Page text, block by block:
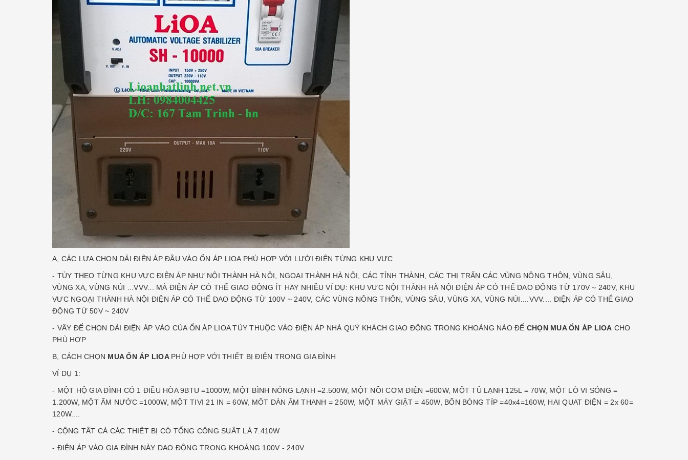
A, CÁC LỰA CHỌN DẢI ĐIỆN ÁP ĐẦU VÀO ỔN ÁP LIOA PHÙ HỢP VỚI LƯỚI ĐIỆN TỪNG KHU VỰC
- TÙY THEO TỪNG KHU VỰC ĐIỆN ÁP NHƯ NỘI THÀNH HÀ NỘI, NGOẠI THÀNH HÀ NỘI, CÁC TỈNH THÀNH, CÁC THỊ TRẤN CÁC VÙNG NÔNG THÔN, VÙNG SÂU,
VÙNG XA, VÙNG NÚI ...VVV... MÀ ĐIỆN ÁP CÓ THỂ GIAO ĐỘNG ÍT HAY NHIỀU VÍ DỤ: KHU VƯC NỘI THÀNH HÀ NỘI ĐIỆN ÁP CÓ THỂ DAO ĐỘNG TỪ 170V ~ 240V, KHU
VƯC NGOẠI THÀNH HÀ NỘI ĐIỆN ÁP CÓ THỂ DAO ĐỘNG TỪ 100V ~ 240V, CÁC VÙNG NÔNG THÔN, VÙNG SÂU, VÙNG XA, VÙNG NÚI....VVV.... ĐIỆN ÁP CÓ THỂ GIAO
ĐỘNG TỪ 50V ~ 240V
- VÂY ĐỂ CHỌN DẢI ĐIỆN ÁP VÀO CỦA ỔN ÁP LIOA TÙY THUỘC VÀO ĐIỆN ÁP NHÀ QUÝ KHÁCH GIAO ĐỘNG TRONG KHOẢNG NÀO ĐỂ CHỌN MUA ỔN ÁP LIOA CHO
PHÙ HỢP
B, CÁCH CHỌN MUA ỔN ÁP LIOA PHÙ HỢP VỚI THIẾT BỊ ĐIỆN TRONG GIA ĐÌNH
VÍ DỤ 1:
- MỘT HỘ GIA ĐÌNH CÓ 1 ĐIỀU HÒA 9BTU =1000W, MỘT BÌNH NÓNG LẠNH =2.500W, MỘT NỒI CƠM ĐIỆN =600W, MỘT TỦ LẠNH 125L = 70W, MỘT LÒ VI SÓNG =
1.200W, MỘT ẤM NƯỚC =1000W, MỘT TIVI 21 IN = 60W, MÔT DÀN ÂM THANH = 250W, MỘT MÁY GIẶT = 450W, BỐN BÓNG TÍP =40x4=160W, HAI QUAT ĐIỆN = 2x 60=
120W....
- CỘNG TẤT CẢ CÁC THIẾT BỊ CÓ TỔNG CÔNG SUẤT LÀ 7.410W
- ĐIỆN ÁP VÀO GIA ĐÌNH NÀY DAO ĐỘNG TRONG KHOẢNG 100V - 240V